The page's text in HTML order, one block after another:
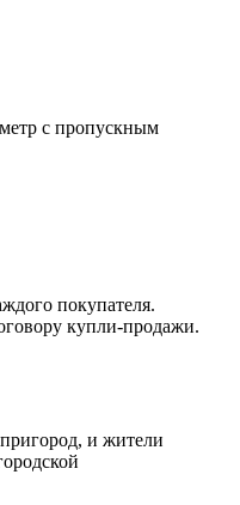
с пропускным
покупателя.
купли-продажи.
и жители